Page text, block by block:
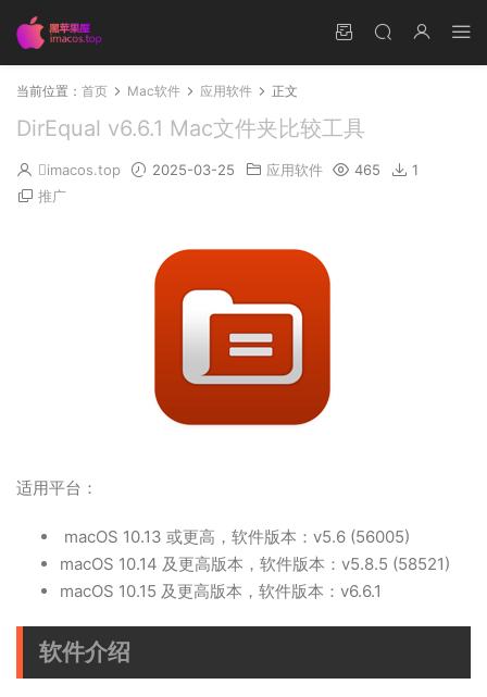
当前位置： 首页 Mac软件 应用软件 正文
DirEqual v6.6.1 Mac文件夹比较工具
imacos.top 2025-03-25 应用软件 465
1
推广
适用平台：
macOS 10.13 或更高，软件版本：v5.6 (56005)
macOS 10.14 及更高版本，软件版本：v5.8.5 (58521)
macOS 10.15 及更高版本，软件版本：v6.6.1
软件介绍